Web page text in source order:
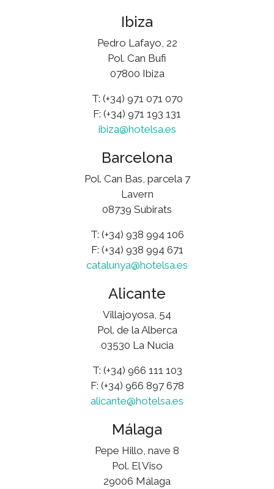
Ibiza
Pedro Lafayo, 22
Pol. Can Bufi
07800 Ibiza
T: (+34) 971 071 070
F: (+34) 971 193 131
ibiza@hotelsa.es
Barcelona
Pol. Can Bas, parcela 7
Lavern
08739 Subirats
T: (+34) 938 994 106
F: (+34) 938 994 671
catalunya@hotelsa.es
Alicante
Villajoyosa, 54
Pol. de la Alberca
03530 La Nucia
T: (+34) 966 111 103
F: (+34) 966 897 678
alicante@hotelsa.es
Málaga
Pepe Hillo, nave 8
Pol. El Viso
29006 Málaga